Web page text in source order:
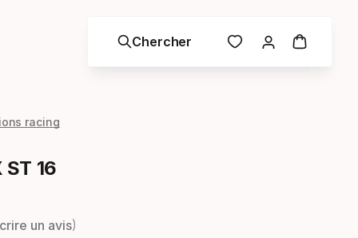
Chercher
racing
ST 16
un avis